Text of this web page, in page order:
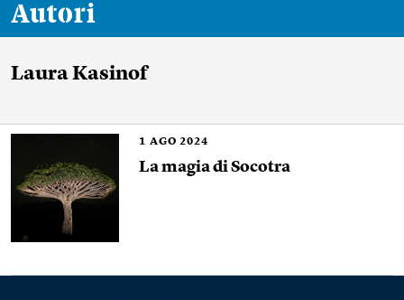
Autori
Laura Kasinof
1 AGO 2024
La magia di Socotra